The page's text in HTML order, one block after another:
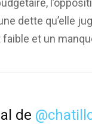
dette qu’elle
et un
de